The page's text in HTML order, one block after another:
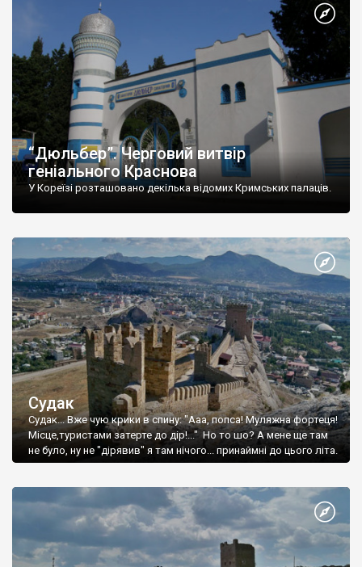
“Дюльбер”. Черговий витвір
геніального Краснова
У Кореїзі розташовано декілька відомих Кримських палаців.
Судак
Судак... Вже чую крики в спину: "Ааа, попса! Муляжна фортеця!
Місце,туристами затерте до дір!..." Но то шо? А мене ще там
не було, ну не "дірявив" я там нічого... принаймні до цього літа.